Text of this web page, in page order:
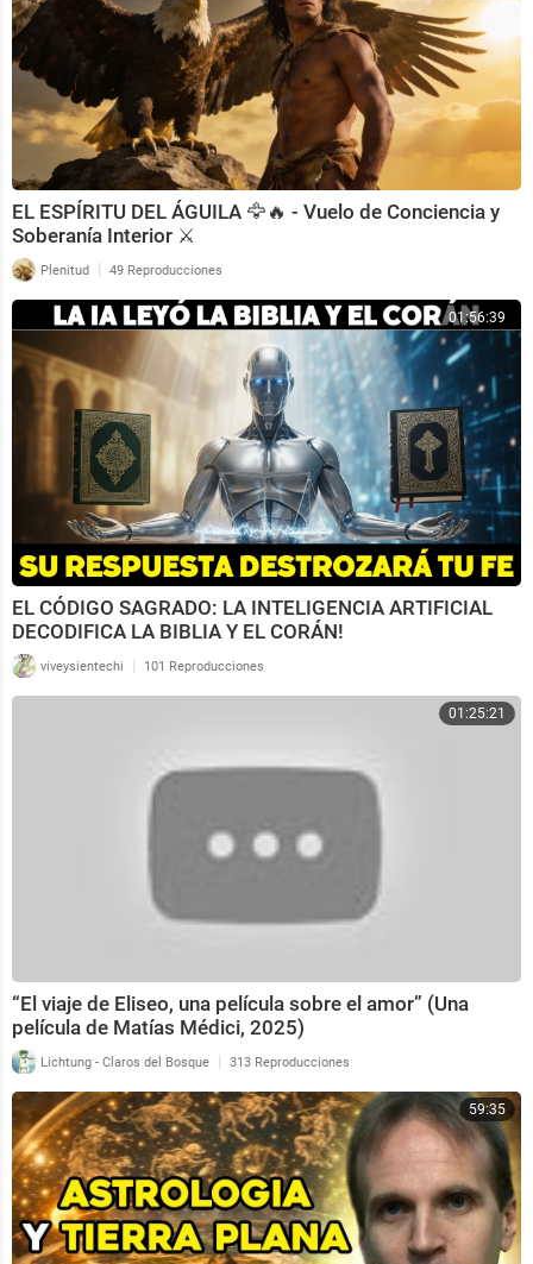
EL ESPÍRITU DEL ÁGUILA 🦅🔥 - Vuelo de Conciencia y
Soberanía Interior ⚔️
Plenitud | 49 Reproducciones
01:56:39
EL CÓDIGO SAGRADO: LA INTELIGENCIA ARTIFICIAL
DECODIFICA LA BIBLIA Y EL CORÁN!
viveysientechi | 101 Reproducciones
01:25:21
“El viaje de Eliseo, una película sobre el amor” (Una
película de Matías Médici, 2025)
Lichtung - Claros del Bosque | 313 Reproducciones
59:35